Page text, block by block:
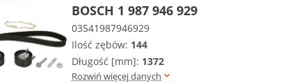
BOSCH 1 987 946 929
03541987946929
Ilość zębów: 144
Długość [mm]: 1372
Rozwiń więcej danych